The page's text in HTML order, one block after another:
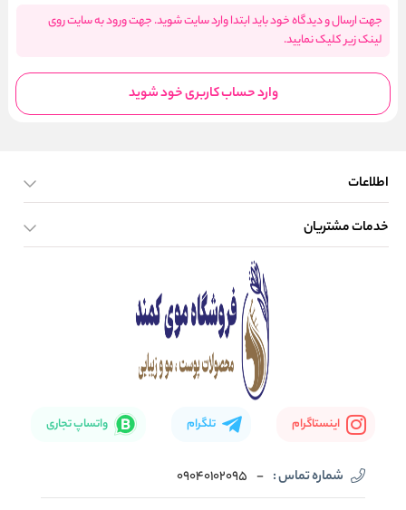
جهت ارسال و دیدگاه خود باید ابتدا وارد سایت شوید. جهت ورود به سایت روی
لینک زیر کلیک نمایید.
وارد حساب کاربری خود شوید
اطلاعات
صفحه اصلی
خدمات مشتریان
اینستاگرام تلگرام واتساپ تجاری
شماره تماس : -
09040102095